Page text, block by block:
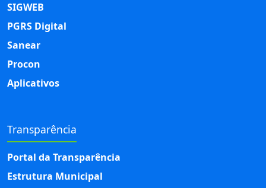
SIGWEB
PGRS Digital
Sanear
Procon
Aplicativos
Transparência
Portal da Transparência
Estrutura Municipal